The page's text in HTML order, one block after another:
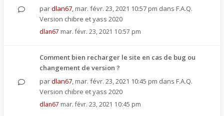
pardlan67, mar. févr. 23, 2021 10:57 pm dans F.A.Q.
Version chibre et yass 2020
dlan67 mar. févr. 23, 2021 10:57 pm
Comment bien recharger le site en cas de bug ou
changement de version ?
pardlan67, mar. févr. 23, 2021 10:45 pm dans F.A.Q.
Version chibre et yass 2020
dlan67 mar. févr. 23, 2021 10:45 pm